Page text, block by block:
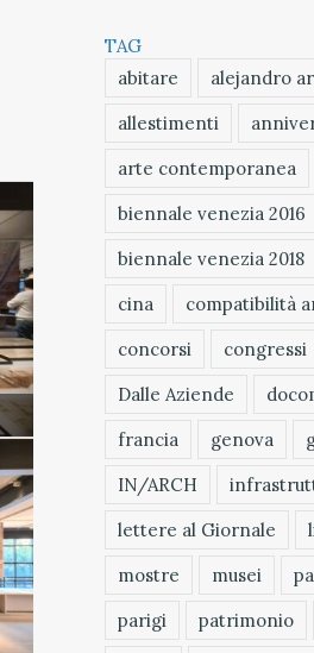
TAG
abitare
alejandro
allestimenti
arte contemporanea
biennale venezia 2016
biennale venezia 2018
cina
compatibilità
concorsi
congressi
Dalle Aziende
francia
genova
IN/ARCH
lettere al Giornale
mostre
musei
parigi
patrimonio